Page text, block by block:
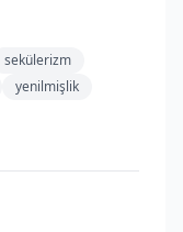
sekülerizm
yenilmişlik